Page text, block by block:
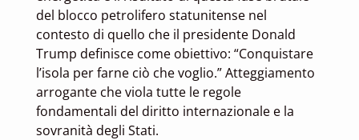
del blocco petrolifero statunitense nel
contesto di quello che il presidente Donald
Trump definisce come obiettivo: “Conquistare
l’isola per farne ciò che voglio.” Atteggiamento
arrogante che viola tutte le regole
fondamentali del diritto internazionale e la
sovranità degli Stati.